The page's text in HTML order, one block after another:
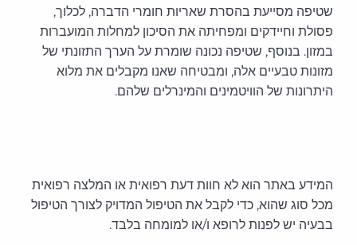
שטיפה מסייעת בהסרת שאריות חומרי הדברה, לכלוך,
פסולת וחיידקים ומפחיתה את הסיכון למחלות המועברות
במזון. בנוסף, שטיפה נכונה שומרת על הערך התזונתי של
מזונות טבעיים אלה, ומבטיחה שאנו מקבלים את מלוא
היתרונות של הוויטמינים והמינרלים שלהם.
המידע באתר הוא לא חוות דעת רפואית או המלצה רפואית
מכל סוג שהוא, כדי לקבל את הטיפול המדויק לצורך הטיפול
בבעיה יש לפנות לרופא ו/או למומחה בלבד.